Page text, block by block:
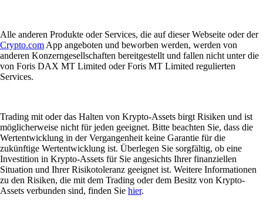
Alle anderen Produkte oder Services, die auf dieser Webseite oder der
Crypto.com App angeboten und beworben werden, werden von
anderen Konzerngesellschaften bereitgestellt und fallen nicht unter die
von Foris DAX MT Limited oder Foris MT Limited regulierten
Services.
Trading mit oder das Halten von Krypto-Assets birgt Risiken und ist
möglicherweise nicht für jeden geeignet. Bitte beachten Sie, dass die
Wertentwicklung in der Vergangenheit keine Garantie für die
zukünftige Wertentwicklung ist. Überlegen Sie sorgfältig, ob eine
Investition in Krypto-Assets für Sie angesichts Ihrer finanziellen
Situation und Ihrer Risikotoleranz geeignet ist. Weitere Informationen
zu den Risiken, die mit dem Trading oder dem Besitz von Krypto-
Assets verbunden sind, finden Sie hier.